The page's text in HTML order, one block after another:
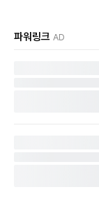
파워링크 AD